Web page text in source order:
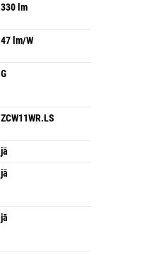
330 lm
47 lm/W
G
ZCW11WR.LS
jā
jā
jā